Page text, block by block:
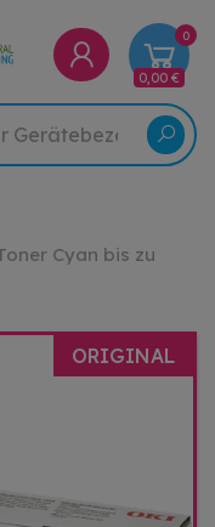
0
0,00 €
Cyan bis zu
ORIGINAL